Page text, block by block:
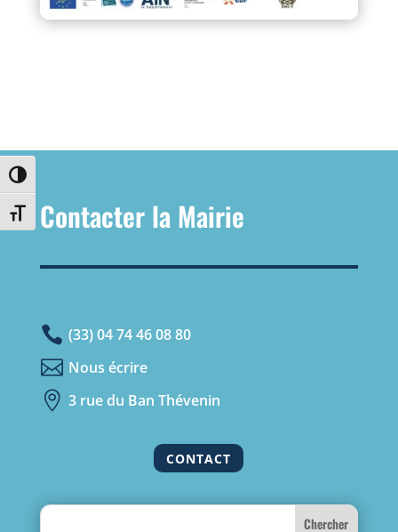
Passer en contraste élevé
Changer la taille de la police
Contacter la Mairie
 (33) 04 74 46 08 80
 Nous écrire
 3 rue du Ban Thévenin
CONTACT
Search